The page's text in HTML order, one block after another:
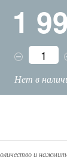
1
Нет в
и